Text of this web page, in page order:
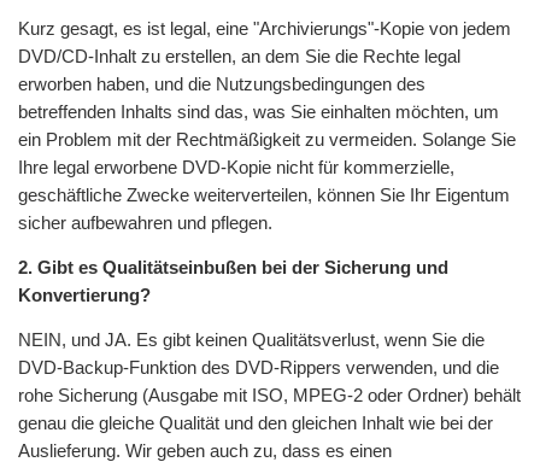
Kurz gesagt, es ist legal, eine "Archivierungs"-Kopie von jedem
DVD/CD-Inhalt zu erstellen, an dem Sie die Rechte legal
erworben haben, und die Nutzungsbedingungen des
betreffenden Inhalts sind das, was Sie einhalten möchten, um
ein Problem mit der Rechtmäßigkeit zu vermeiden. Solange Sie
Ihre legal erworbene DVD-Kopie nicht für kommerzielle,
geschäftliche Zwecke weiterverteilen, können Sie Ihr Eigentum
sicher aufbewahren und pflegen.
2. Gibt es Qualitätseinbußen bei der Sicherung und
Konvertierung?
NEIN, und JA. Es gibt keinen Qualitätsverlust, wenn Sie die
DVD-Backup-Funktion des DVD-Rippers verwenden, und die
rohe Sicherung (Ausgabe mit ISO, MPEG-2 oder Ordner) behält
genau die gleiche Qualität und den gleichen Inhalt wie bei der
Auslieferung. Wir geben auch zu, dass es einen